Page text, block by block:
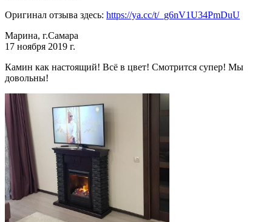
Оригинал отзыва здесь: https://ya.cc/t/_g6nV1U34PmDuU
Марина, г.Самара
17 ноября 2019 г.
Камин как настоящий! Всё в цвет! Смотрится супер! Мы
довольны!